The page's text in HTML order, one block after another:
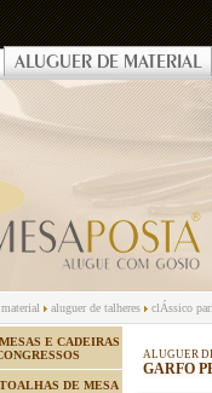
ALUGUER DE MATERIAL
aluguer de talheres clÁssico
E CADEIRAS
DE MESA
ALUGUER
GARFO